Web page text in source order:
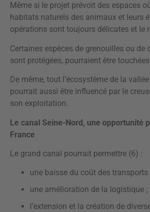
Même si le projet prévoit des espaces
habitats naturels des animaux et leurs
opérations sont toujours délicates et le
Certaines espèces de grenouilles ou de
sont protégées, pourraient être
De même, tout l’écosystème de la
pourrait aussi être influencé par le
son exploitation.
Le canal Seine-Nord, une opportunité
France
Le grand canal pourrait permettre (6) :
une baisse du coût des transports
une amélioration de la logistique ;
l’extension et la création de